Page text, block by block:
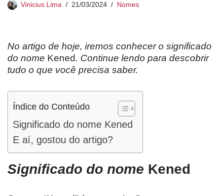
Vinicius Lima 21/03/2024 Nomes
No artigo de hoje, iremos conhecer o significado
do nome Kened. Continue lendo para descobrir
tudo o que você precisa saber.
Índice do Conteúdo
Significado do nome Kened
E aí, gostou do artigo?
Significado do nome Kened